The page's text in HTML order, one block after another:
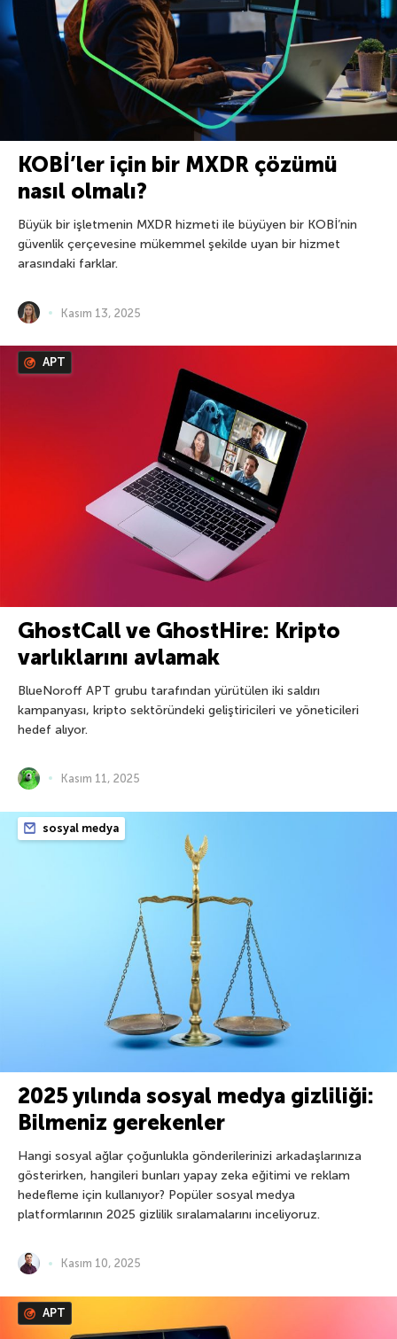
KOBİ’ler için bir MXDR çözümü
nasıl olmalı?
Büyük bir işletmenin MXDR hizmeti ile büyüyen bir KOBİ’nin
güvenlik çerçevesine mükemmel şekilde uyan bir hizmet
arasındaki farklar.
Kasım 13, 2025
APT
GhostCall ve GhostHire: Kripto
varlıklarını avlamak
BlueNoroff APT grubu tarafından yürütülen iki saldırı
kampanyası, kripto sektöründeki geliştiricileri ve yöneticileri
hedef alıyor.
Kasım 11, 2025
sosyal medya
2025 yılında sosyal medya gizliliği:
Bilmeniz gerekenler
Hangi sosyal ağlar çoğunlukla gönderilerinizi arkadaşlarınıza
gösterirken, hangileri bunları yapay zeka eğitimi ve reklam
hedefleme için kullanıyor? Popüler sosyal medya
platformlarının 2025 gizlilik sıralamalarını inceliyoruz.
Kasım 10, 2025
APT